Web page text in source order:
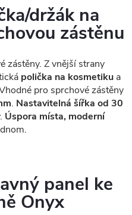
držák na
zástěnu
zástěny. Z vnější strany
polička na kosmetiku a
pro sprchové zástěny
. Nastavitelná šířka od 30
Úspora místa, moderní
panel ke
Onyx